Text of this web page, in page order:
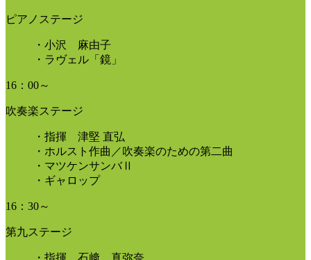
ピアノステージ
・小沢 麻由子
・ラヴェル「鏡」
16：00～
吹奏楽ステージ
・指揮 津堅 直弘
・ホルスト作曲／吹奏楽のための第二曲
・マツケンサンバⅡ
・ギャロップ
16：30～
第九ステージ
・指揮 石﨑 真弥奈